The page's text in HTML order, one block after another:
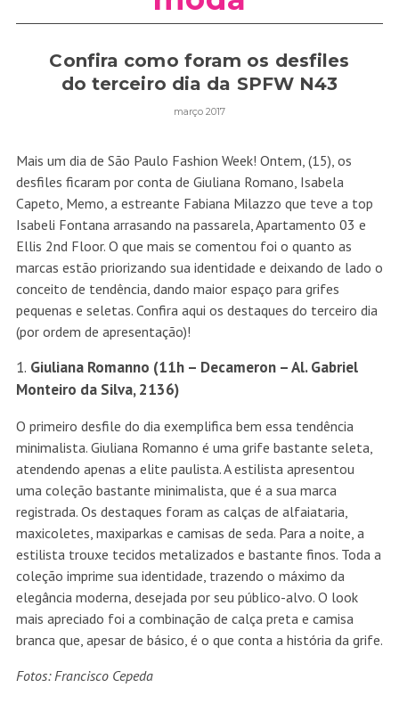
Confira como foram os desfiles
do terceiro dia da SPFW N43
março 2017
Mais um dia de São Paulo Fashion Week! Ontem, (15), os
desfiles ficaram por conta de Giuliana Romano, Isabela
Capeto, Memo, a estreante Fabiana Milazzo que teve a top
Isabeli Fontana arrasando na passarela, Apartamento 03 e
Ellis 2nd Floor. O que mais se comentou foi o quanto as
marcas estão priorizando sua identidade e deixando de lado o
conceito de tendência, dando maior espaço para grifes
pequenas e seletas. Confira aqui os destaques do terceiro dia
(por ordem de apresentação)!
Giuliana Romanno (11h – Decameron – Al. Gabriel
Monteiro da Silva, 2136)
O primeiro desfile do dia exemplifica bem essa tendência
minimalista. Giuliana Romanno é uma grife bastante seleta,
atendendo apenas a elite paulista. A estilista apresentou
uma coleção bastante minimalista, que é a sua marca
registrada. Os destaques foram as calças de alfaiataria,
maxicoletes, maxiparkas e camisas de seda. Para a noite, a
estilista trouxe tecidos metalizados e bastante finos. Toda a
coleção imprime sua identidade, trazendo o máximo da
elegância moderna, desejada por seu público-alvo. O look
mais apreciado foi a combinação de calça preta e camisa
branca que, apesar de básico, é o que conta a história da grife.
Fotos: Francisco Cepeda